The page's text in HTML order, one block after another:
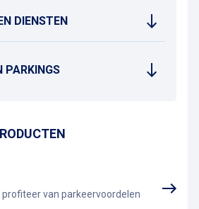
DIENSTEN
PARKINGS
van parkeervoordelen